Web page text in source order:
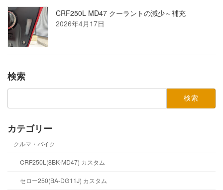
CRF250L MD47 クーラントの減少～補充
2026年4月17日
検索
検
カテゴリー
クルマ・バイク
CRF250L(8BK-MD47) カスタム
セロー250(BA-DG11J) カスタム